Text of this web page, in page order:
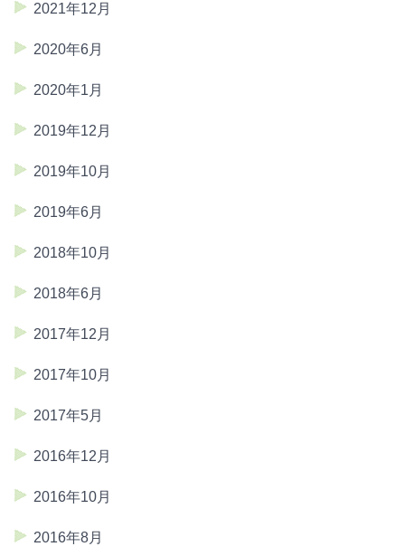
2021年12月
2020年6月
2020年1月
2019年12月
2019年10月
2019年6月
2018年10月
2018年6月
2017年12月
2017年10月
2017年5月
2016年12月
2016年10月
2016年8月